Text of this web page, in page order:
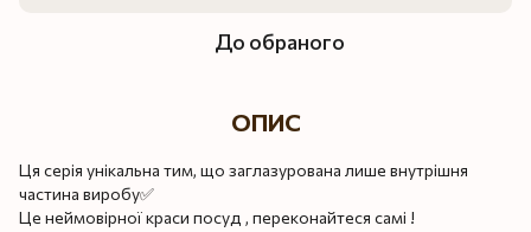
До обраного
ОПИС
Ця серія унікальна тим, що заглазурована лише внутрішня
частина виробу✅
Це неймовірної краси посуд , переконайтеся самі !